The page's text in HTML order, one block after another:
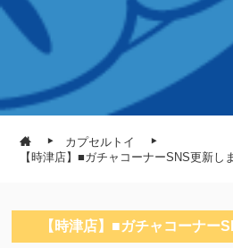
カプセルトイ
【時津店】■ガチャコーナーSNS更新し
【時津店】■ガチャコーナー